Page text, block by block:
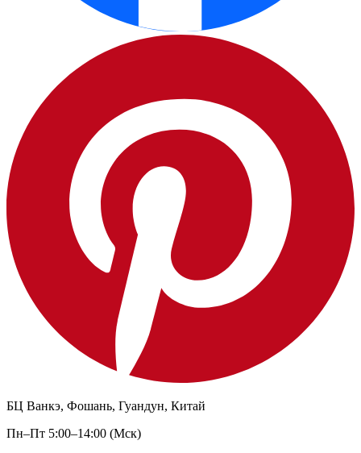
БЦ Ванкэ, Фошань, Гуандун, Китай
Пн–Пт 5:00–14:00 (Мск)